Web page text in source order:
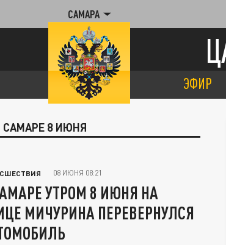
САМАРА
ЭФИР
САМАРЕ 8 ИЮНЯ
08 ИЮНЯ 08:21
УТРОМ 8 ИЮНЯ НА
МИЧУРИНА ПЕРЕВЕРНУЛСЯ